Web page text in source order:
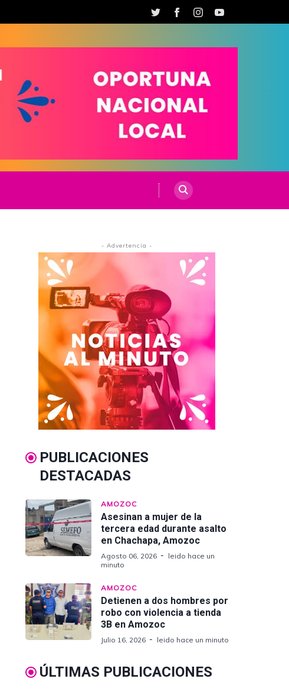
- Advertencia -
PUBLICACIONES
DESTACADAS
AMOZOC
Asesinan a mujer de la
tercera edad durante asalto
en Chachapa, Amozoc
Agosto 06, 2026
leido hace un
minuto
AMOZOC
Detienen a dos hombres por
robo con violencia a tienda
3B en Amozoc
Julio 16, 2026 leido hace un minuto
ÚLTIMAS PUBLICACIONES